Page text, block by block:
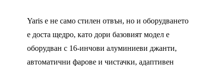
Yaris е не само стилен отвън, но и оборудването
е доста щедро, като дори базовият модел е
оборудван с 16-инчови алуминиеви джанти,
автоматични фарове и чистачки, адаптивен